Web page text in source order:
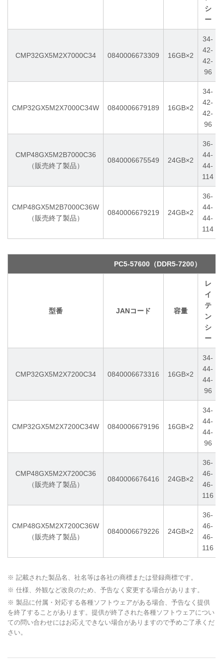
シ
ー
CMP32GX5M2X7000C34 0840006673309 16GB×2
34-
42-
42-
96
CMP32GX5M2X7000C34W 0840006679189 16GB×2
34-
42-
42-
96
CMP48GX5M2B7000C36
（販売終了製品）
0840006675549 24GB×2
36-
44-
44-
114
CMP48GX5M2B7000C36W
（販売終了製品）
0840006679219 24GB×2
36-
44-
44-
114
PC5-57600（DDR5-7200）
型番 JANコード 容量
レ
イ
テ
ン
シ
ー
CMP32GX5M2X7200C34 0840006673316 16GB×2
34-
44-
44-
96
CMP32GX5M2X7200C34W 0840006679196 16GB×2
34-
44-
44-
96
CMP48GX5M2X7200C36
（販売終了製品）
0840006676416 24GB×2
36-
46-
46-
116
CMP48GX5M2X7200C36W
（販売終了製品）
0840006679226 24GB×2
36-
46-
46-
116
※ 記載された製品名、社名等は各社の商標または登録商標です。
※ 仕様、外観など改良のため、予告なく変更する場合があります。
※ 製品に付属・対応する各種ソフトウェアがある場合、予告なく提供
を終了することがあります。提供が終了された各種ソフトウェアについ
ての問い合わせにはお応えできない場合がありますので予めご了承くだ
さい。